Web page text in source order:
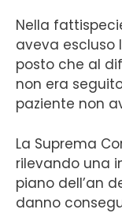
Nella
aveva escluso
posto che al
non era
paziente non
La Suprema
rilevando una
piano dell’an
danno